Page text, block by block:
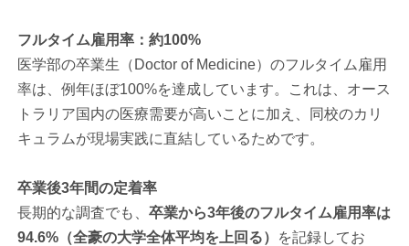
フルタイム雇用率：約100%
医学部の卒業生（Doctor of Medicine）のフルタイム雇用
率は、例年ほぼ100%を達成しています。これは、オース
トラリア国内の医療需要が高いことに加え、同校のカリ
キュラムが現場実践に直結しているためです。
卒業後3年間の定着率
長期的な調査でも、卒業から3年後のフルタイム雇用率は
94.6%（全豪の大学全体平均を上回る）
を記録してお